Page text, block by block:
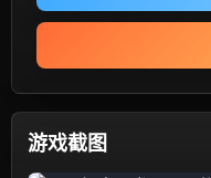
游戏截图